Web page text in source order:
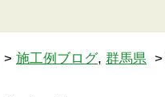
施工例ブログ, 群馬県